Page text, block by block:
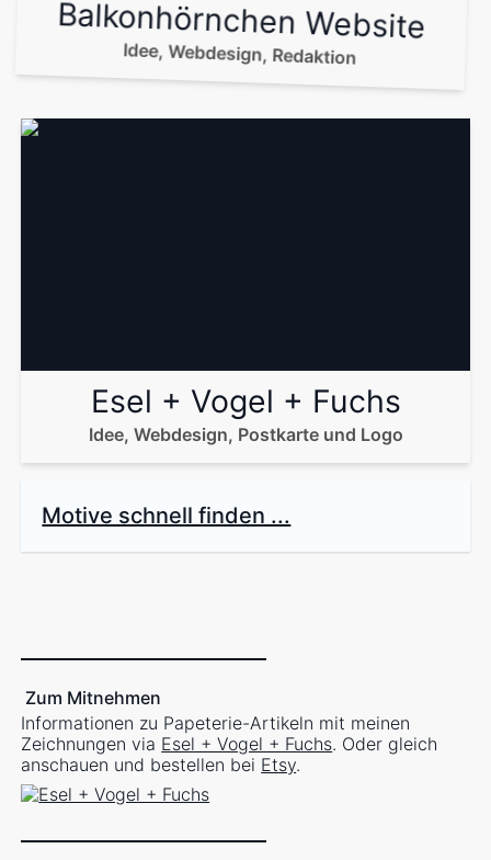
Balkonhörnchen Website
Idee, Webdesign, Redaktion
Esel + Vogel + Fuchs
Idee, Webdesign, Postkarte und Logo
Motive schnell finden ...
Zum Mitnehmen
Informationen zu Papeterie-Artikeln mit meinen
Zeichnungen via Esel + Vogel + Fuchs. Oder gleich
anschauen und bestellen bei Etsy.